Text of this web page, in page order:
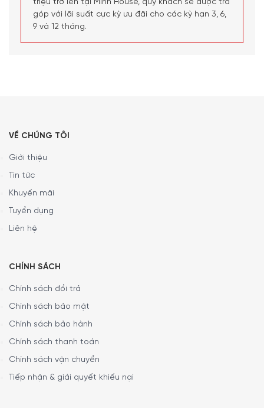
triệu trở lên tại Minh House, quý khách sẽ được trả
góp với lãi suất cực kỳ ưu đãi cho các kỳ hạn 3, 6,
9 và 12 tháng.
VỀ CHÚNG TÔI
Giới thiệu
Tin tức
Khuyến mãi
Tuyển dụng
Liên hệ
CHÍNH SÁCH
Chính sách đổi trả
Chính sách bảo mật
Chính sách bảo hành
Chính sách thanh toán
Chính sách vận chuyển
Tiếp nhận & giải quyết khiếu nại